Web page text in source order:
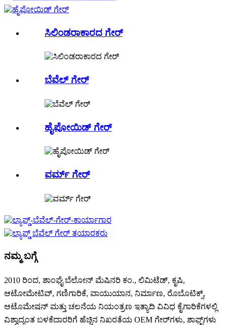
ಸಿಲಿಂಡರಾಕಾರದ ಗೇರ್
ಬೆವೆಲ್ ಗೇರ್
ಹೈಪೋಯಿಡ್ ಗೇರ್
ವರ್ಮ್ ಗೇರ್
ನಮ್ಮ ಬಗ್ಗೆ
2010 ರಿಂದ, ಶಾಂಘೈ ಬೆಲೋನ್ ಮೆಷಿನರಿ ಕಂ., ಲಿಮಿಟೆಡ್, ಕೃಷಿ,
ಆಟೋಮೇಟಿವ್, ಗಣಿಗಾರಿಕೆ, ವಾಯುಯಾನ, ನಿರ್ಮಾಣ, ರೊಬೊಟಿಕ್ಸ್,
ಆಟೊಮೇಷನ್ ಮತ್ತು ಚಲನೆಯ ನಿಯಂತ್ರಣ ಇತ್ಯಾದಿ ವಿವಿಧ ಕೈಗಾರಿಕೆಗಳಲ್ಲಿ
ವಿಶ್ವಾದ್ಯಂತ ಬಳಕೆದಾರರಿಗೆ ಹೆಚ್ಚಿನ ನಿಖರತೆಯ OEM ಗೇರ್‌ಗಳು, ಶಾಫ್ಟ್‌ಗಳು